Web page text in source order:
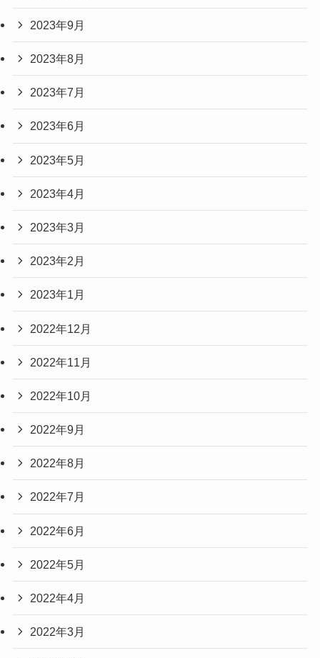
2023年9月
2023年8月
2023年7月
2023年6月
2023年5月
2023年4月
2023年3月
2023年2月
2023年1月
2022年12月
2022年11月
2022年10月
2022年9月
2022年8月
2022年7月
2022年6月
2022年5月
2022年4月
2022年3月